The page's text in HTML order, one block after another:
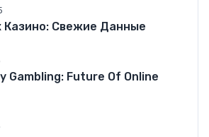
Казино: Свежие Данные
Gambling: Future Of Online